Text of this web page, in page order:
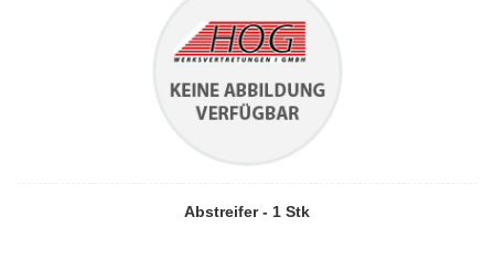
Abstreifer - 1 Stk